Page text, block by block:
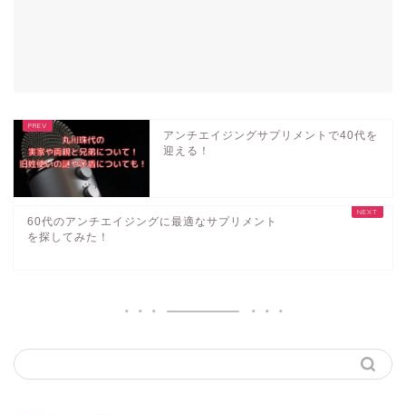
アンチエイジングサプリメントで40代を
迎える！
60代のアンチエイジングに最適なサプリメント
を探してみた！